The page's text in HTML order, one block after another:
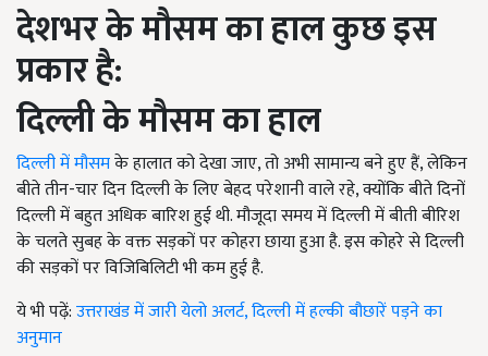
देशभर के मौसम का हाल कुछ इस
प्रकार है:
दिल्ली के मौसम का हाल
दिल्ली में मौसमके हालात को देखा जाए, तो अभी सामान्य बने हुए हैं, लेकिन
बीते तीन-चार दिन दिल्ली के लिए बेहद परेशानी वाले रहे, क्योंकि बीते दिनों
दिल्ली में बहुत अधिक बारिश हुई थी. मौजूदा समय में दिल्ली में बीती बीरिश
के चलते सुबह के वक्त सड़कों पर कोहरा छाया हुआ है. इस कोहरे से दिल्ली
की सड़कों पर विजिबिलिटी भी कम हुई है.
ये भी पढ़ें:उत्तराखंड में जारी येलो अलर्ट, दिल्ली में हल्की बौछारें पड़ने का
अनुमान